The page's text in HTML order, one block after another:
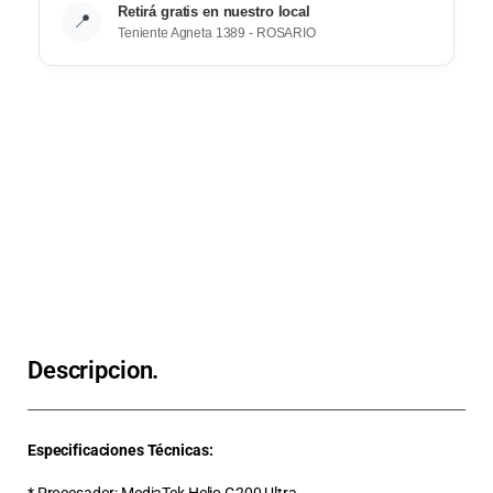
📍 Retirá gratis en nuestro local
Teniente Agneta 1389 - ROSARIO
Descripcion.
Especificaciones Técnicas: